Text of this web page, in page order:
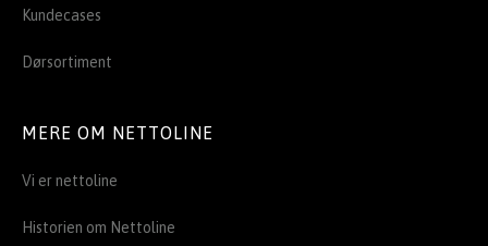
Kundecases
Dørsortiment
MERE OM NETTOLINE
Vi er nettoline
Historien om Nettoline